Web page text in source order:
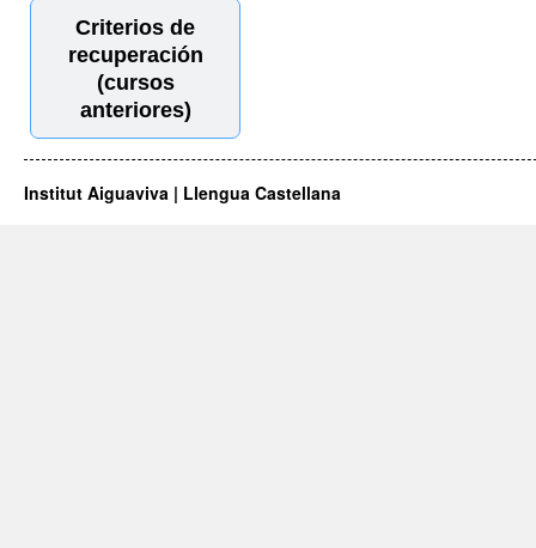
Criterios de
recuperación
(cursos
anteriores)
Institut Aiguaviva | Llengua Castellana